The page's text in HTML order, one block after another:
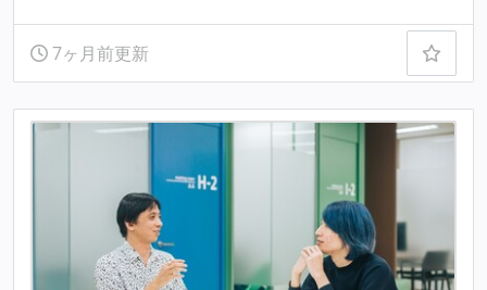
7ヶ月前更新